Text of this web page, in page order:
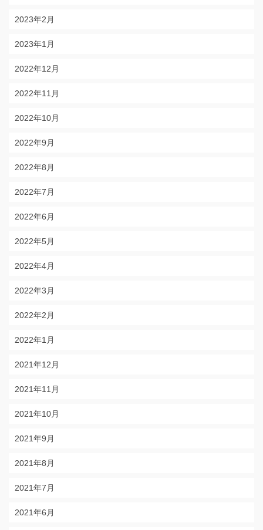
2023年2月
2023年1月
2022年12月
2022年11月
2022年10月
2022年9月
2022年8月
2022年7月
2022年6月
2022年5月
2022年4月
2022年3月
2022年2月
2022年1月
2021年12月
2021年11月
2021年10月
2021年9月
2021年8月
2021年7月
2021年6月